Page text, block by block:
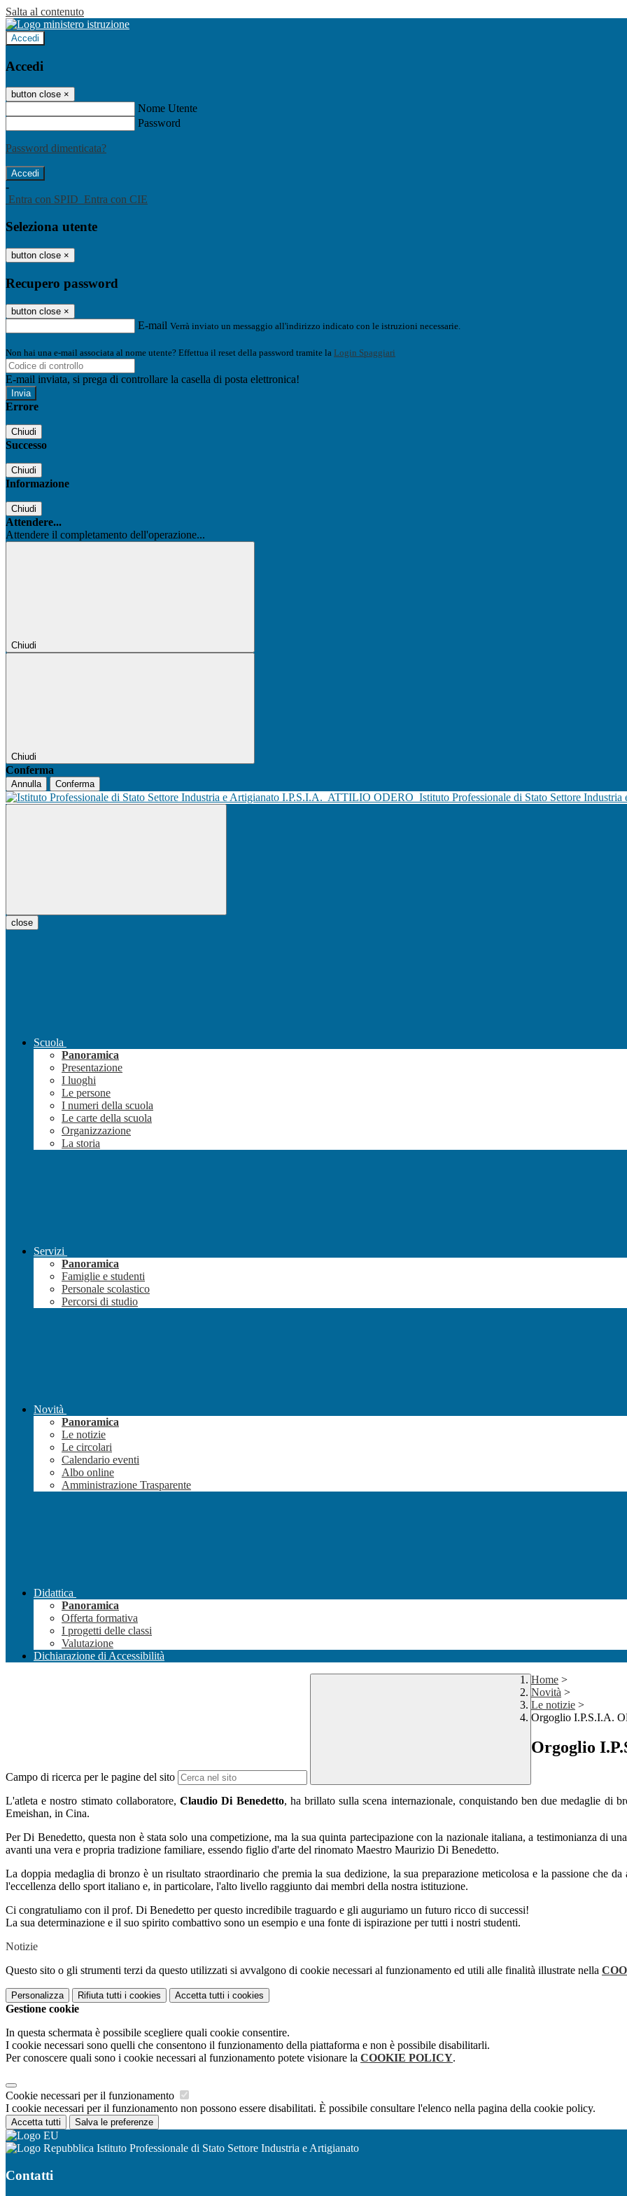
Salta al contenuto
Accedi
Accedi
button close ×
Nome Utente
Password
Password dimenticata?
-
Entra con SPID Entra con CIE
Seleziona utente
button close ×
Recupero password
button close ×
E-mail Verrà inviato un messaggio all'indirizzo indicato con le istruzioni necessarie.
Non hai una e-mail associata al nome utente? Effettua il reset della password tramite la Login Spaggiari
E-mail inviata, si prega di controllare la casella di posta elettronica!
Errore
Chiudi
Successo
Chiudi
Informazione
Chiudi
Attendere...
Attendere il completamento dell'operazione...
Chiudi
Chiudi
Conferma
Annulla Conferma
I.P.S.I.A. ATTILIO ODERO Istituto Professionale di Stato Settore Industria
close
Scuola
Panoramica
Presentazione
I luoghi
Le persone
I numeri della scuola
Le carte della scuola
Organizzazione
La storia
Servizi
Panoramica
Famiglie e studenti
Personale scolastico
Percorsi di studio
Novità
Panoramica
Le notizie
Le circolari
Calendario eventi
Albo online
Amministrazione Trasparente
Didattica
Panoramica
Offerta formativa
I progetti delle classi
Valutazione
Dichiarazione di Accessibilità
Campo di ricerca per le pagine del sito
Home >
Novità >
Le notizie >
Orgoglio I.P.S.I.A.
Orgoglio
L'atleta e nostro stimato collaboratore, Claudio Di Benedetto, ha brillato sulla scena internazionale, conquistando ben due medaglie di
Emeishan, in Cina.
Per Di Benedetto, questa non è stata solo una competizione, ma la sua quinta partecipazione con la nazionale italiana, a testimonianza di
avanti una vera e propria tradizione familiare, essendo figlio d'arte del rinomato Maestro Maurizio Di Benedetto.
La doppia medaglia di bronzo è un risultato straordinario che premia la sua dedizione, la sua preparazione meticolosa e la passione che
l'eccellenza dello sport italiano e, in particolare, l'alto livello raggiunto dai membri della nostra istituzione.
Ci congratuliamo con il prof. Di Benedetto per questo incredibile traguardo e gli auguriamo un futuro ricco di successi!
La sua determinazione e il suo spirito combattivo sono un esempio e una fonte di ispirazione per tutti i nostri studenti.
Notizie
Questo sito o gli strumenti terzi da questo utilizzati si avvalgono di cookie necessari al funzionamento ed utili alle finalità illustrate nella
Personalizza Rifiuta tutti i cookies Accetta tutti i cookies
Gestione cookie
In questa schermata è possibile scegliere quali cookie consentire.
I cookie necessari sono quelli che consentono il funzionamento della piattaforma e non è possibile disabilitarli.
Per conoscere quali sono i cookie necessari al funzionamento potete visionare la COOKIE POLICY.
Cookie necessari per il funzionamento
I cookie necessari per il funzionamento non possono essere disabilitati. È possibile consultare l'elenco nella pagina della cookie policy.
Accetta tutti Salva le preferenze
Istituto Professionale di Stato Settore Industria e Artigianato
Contatti